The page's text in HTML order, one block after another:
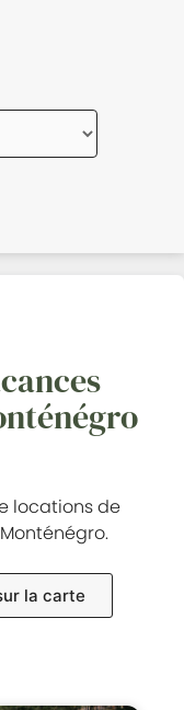
locations de
la carte